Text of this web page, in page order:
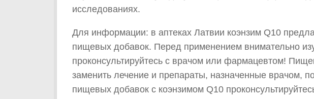
исследованиях.
Для информации: в аптеках Латвии коэнзим Q10
пищевых добавок. Перед применением внимательно
проконсультируйтесь с врачом или фармацевтом!
заменить лечение и препараты, назначенные врачом,
пищевых добавок с коэнзимом Q10